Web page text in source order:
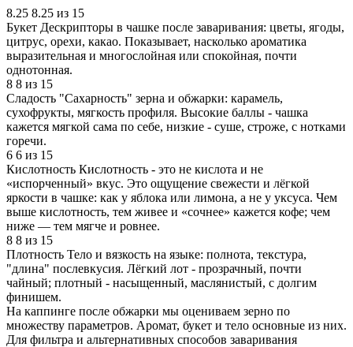
8.25 8.25 из 15
Букет Дескрипторы в чашке после заваривания: цветы, ягоды,
цитрус, орехи, какао. Показывает, насколько ароматика
выразительная и многослойная или спокойная, почти
однотонная.
8 8 из 15
Сладость "Сахарность" зерна и обжарки: карамель,
сухофрукты, мягкость профиля. Высокие баллы - чашка
кажется мягкой сама по себе, низкие - суше, строже, с нотками
горечи.
6 6 из 15
Кислотность Кислотность - это не кислота и не
«испорченный» вкус. Это ощущение свежести и лёгкой
яркости в чашке: как у яблока или лимона, а не у уксуса. Чем
выше кислотность, тем живее и «сочнее» кажется кофе; чем
ниже — тем мягче и ровнее.
8 8 из 15
Плотность Тело и вязкость на языке: полнота, текстура,
"длина" послевкусия. Лёгкий лот - прозрачный, почти
чайный; плотный - насыщенный, маслянистый, с долгим
финишем.
На каппинге после обжарки мы оцениваем зерно по
множеству параметров. Аромат, букет и тело основные из них.
Для фильтра и альтернативных способов заваривания